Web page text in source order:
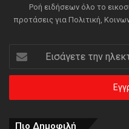
Ροή ειδήσεων όλο το
προτάσεις για Πολιτική,
Εισάγετε
την
ηλεκτρονική
διεύθυνση
Πιο Δημοφιλή